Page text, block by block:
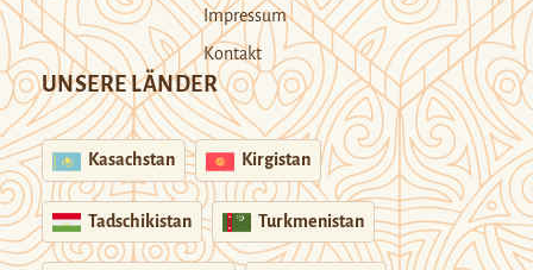
Impressum
Kontakt
UNSERE LÄNDER
Kasachstan Kirgistan
Tadschikistan Turkmenistan